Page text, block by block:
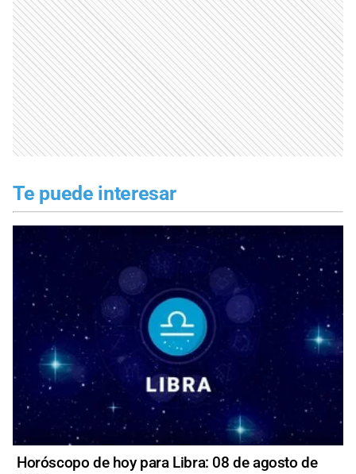
Te puede interesar
Horóscopo de hoy para Libra: 08 de agosto de